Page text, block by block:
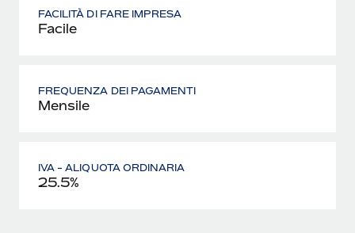
FACILITÀ DI FARE IMPRESA
Facile
FREQUENZA DEI PAGAMENTI
Mensile
IVA - ALIQUOTA ORDINARIA
25.5%